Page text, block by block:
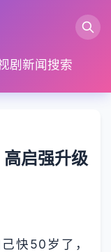
剧 新闻搜索
启强升级
快50岁了，